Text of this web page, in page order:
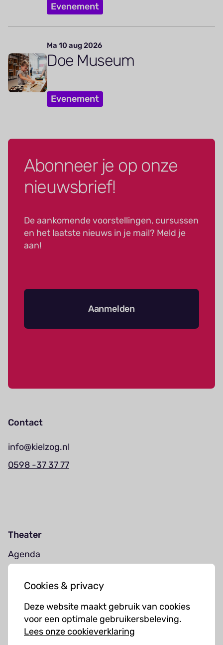
Cookies & privacy
Deze website maakt gebruik van cookies
voor een optimale gebruikersbeleving.
Lees onze cookieverklaring
Evenement
Ma 10 aug 2026
Doe Museum
Evenement
Abonneer je op onze
nieuwsbrief!
De aankomende voorstellingen, cursussen
en het laatste nieuws in je mail? Meld je
aan!
Aanmelden
Contact
info@kielzog.nl
0598 -37 37 77
Theater
Agenda
Muziekcursussen
Kunst cursussen